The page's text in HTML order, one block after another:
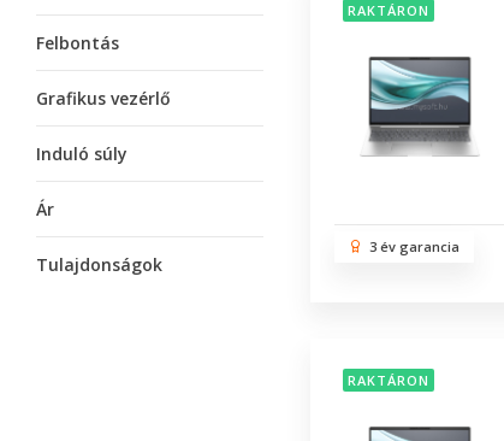
Felbontás
Grafikus vezérlő
Induló súly
Ár
Tulajdonságok
RAKTÁRON
3 év garancia
RAKTÁRON